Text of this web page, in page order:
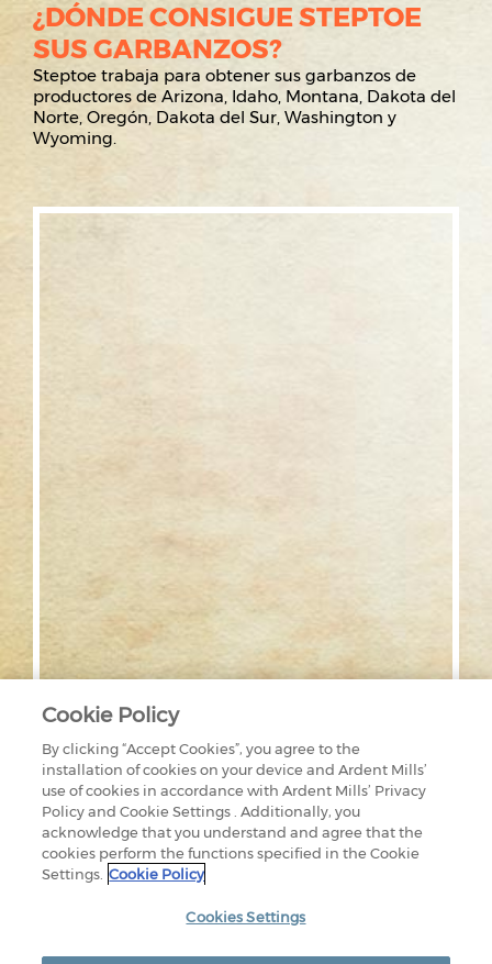
¿DÓNDE CONSIGUE STEPTOE
SUS GARBANZOS?
Steptoe trabaja para obtener sus garbanzos de
productores de Arizona, Idaho, Montana, Dakota del
Norte, Oregón, Dakota del Sur, Washington y
Wyoming.
1875 LAWRENCE STREET
Cookie Policy
By clicking “Accept Cookies”, you agree to the
installation of cookies on your device and Ardent Mills’
use of cookies in accordance with Ardent Mills’ Privacy
Policy and Cookie Settings . Additionally, you
acknowledge that you understand and agree that the
cookies perform the functions specified in the Cookie
Settings. Cookie Policy
Cookies Settings